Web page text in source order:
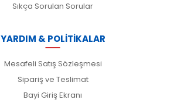
Sıkça Sorulan Sorular
YARDIM & POLİTİKALAR
Mesafeli Satış Sözleşmesi
Sipariş ve Teslimat
Bayi Giriş Ekranı